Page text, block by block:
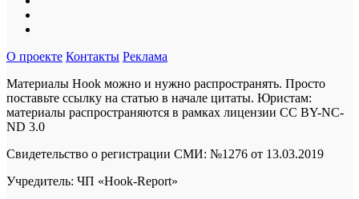
О проекте Контакты Реклама
Материалы Hook можно и нужно распространять. Просто
поставьте ссылку на статью в начале цитаты. Юристам:
материалы распространяются в рамках лицензии CC BY-NC-
ND 3.0
Свидетельство о регистрации СМИ: №1276 от 13.03.2019
Учредитель: ЧП «Hook-Report»